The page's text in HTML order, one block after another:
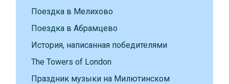
Поездка в Мелихово
Поездка в Абрамцево
История, написанная победителями
The Towers of London
Праздник музыки на Милютинском